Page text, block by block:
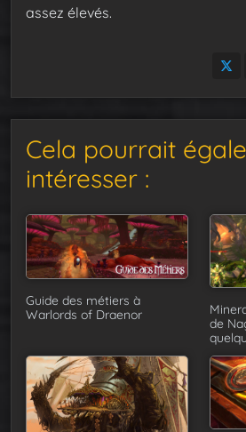
assez élevés.
Cela pourrait
intéresser :
Guide des métiers à
Warlords of Draenor
de